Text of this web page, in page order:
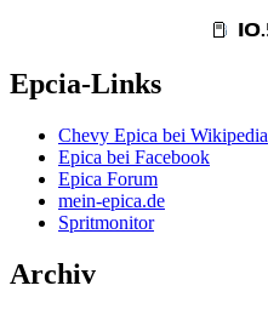
Epcia-Links
Chevy Epica bei Wikipedia
Epica bei Facebook
Epica Forum
mein-epica.de
Spritmonitor
Archiv